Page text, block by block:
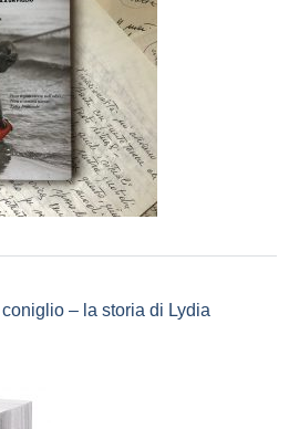
– la storia di Lydia